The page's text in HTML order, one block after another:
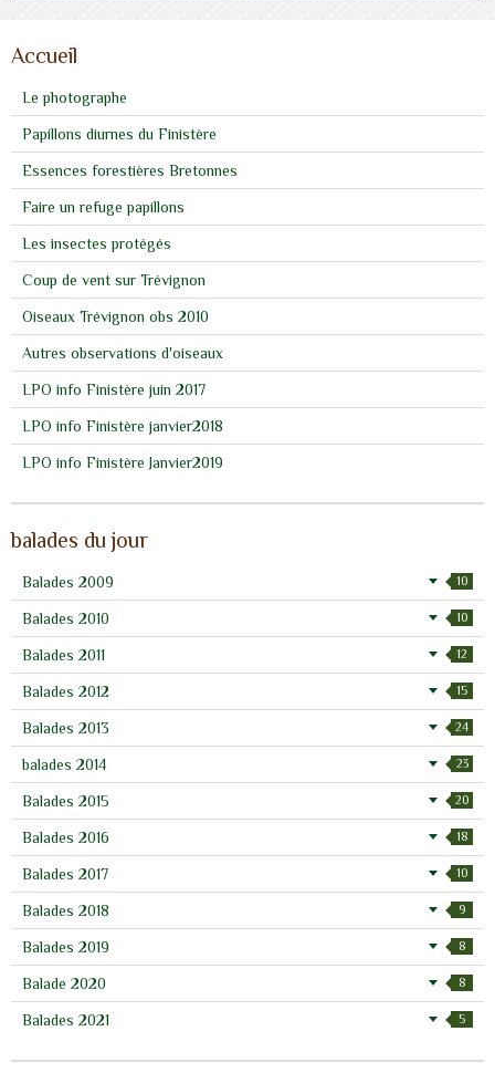
Accueil
Le photographe
Papillons diurnes du Finistère
Essences forestières Bretonnes
Faire un refuge papillons
Les insectes protégés
Coup de vent sur Trévignon
Oiseaux Trévignon obs 2010
Autres observations d'oiseaux
LPO info Finistère juin 2017
LPO info Finistère janvier2018
LPO info Finistère Janvier2019
balades du jour
Balades 2009 10
Balades 2010 10
Balades 2011 12
Balades 2012 15
Balades 2013 24
balades 2014 23
Balades 2015 20
Balades 2016 18
Balades 2017 10
Balades 2018 9
Balades 2019 8
Balade 2020 8
Balades 2021 5